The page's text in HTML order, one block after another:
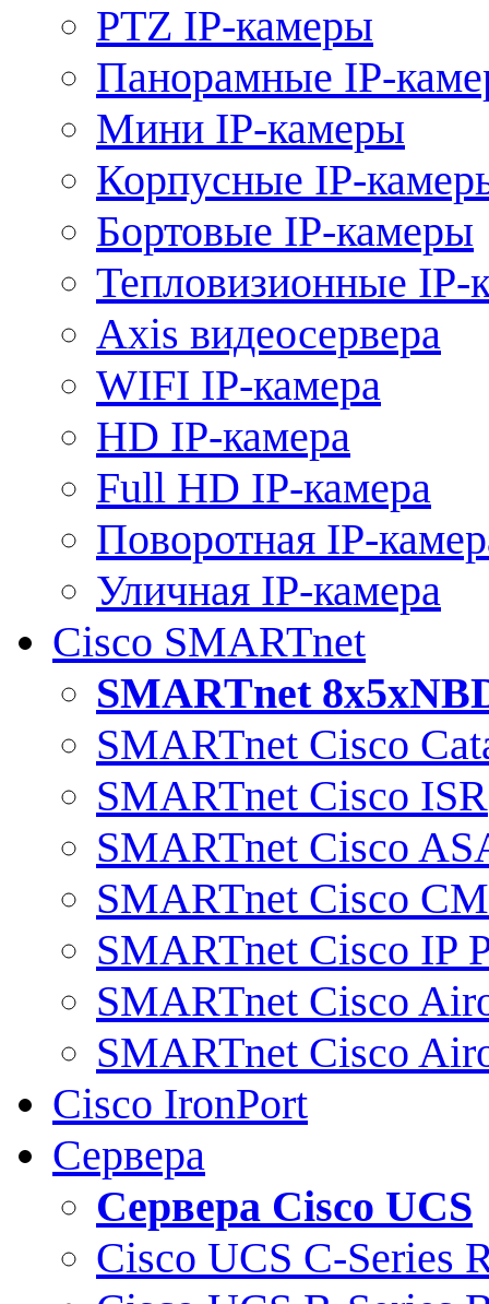
PTZ IP-камеры
Панорамные IP-
Мини IP-камеры
Корпусные IP-
Бортовые IP-камеры
Тепловизионные IP-
Axis видеосервера
WIFI IP-камера
HD IP-камера
Full HD IP-камера
Поворотная IP-
Уличная IP-камера
Cisco SMARTnet
SMARTnet
SMARTnet Cisco
SMARTnet Cisco ISR
SMARTnet Cisco
SMARTnet Cisco
SMARTnet Cisco IP
SMARTnet Cisco
SMARTnet Cisco
Cisco IronPort
Сервера
Сервера Cisco UCS
Cisco UCS C-Series